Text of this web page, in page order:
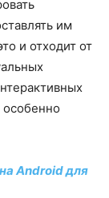
им
и отходит от
Android для